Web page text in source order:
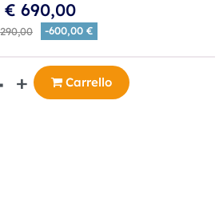
-600,00 €
€ 690,00
Quantità
Carrello